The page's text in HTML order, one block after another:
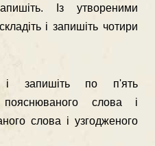
Із утвореними
і запишіть чотири
запишіть по п'ять
слова і
слова і узгодженого